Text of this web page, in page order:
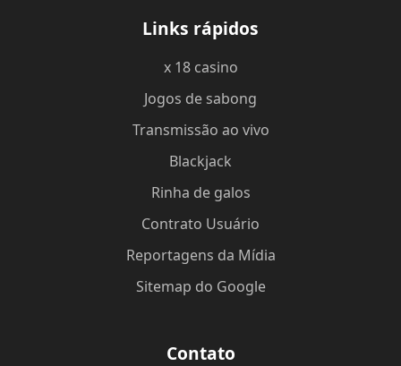
Links rápidos
x 18 casino
Jogos de sabong
Transmissão ao vivo
Blackjack
Rinha de galos
Contrato Usuário
Reportagens da Mídia
Sitemap do Google
Contato